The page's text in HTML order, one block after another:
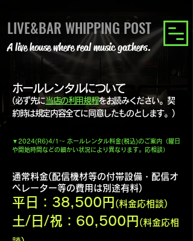
LIVE&BAR WHIPPING POST
A live house where real music gathers.
ホールレンタルについて
(必ず先に当店の利用規程をお読みください。契
約時は規定内容全てに同意したものとします。)
▼2024(R6)4/1～ ホール ​レンタル料金(税込)のご案内 （曜日
や開始時間などの細かい状況により異なります。応相談）
通常料金(配信機材等の付帯設備・配信オ
ペレーター等の費用は別途有料)
平 日 ：38,500円 (料金応相談)
土/日/祝：60,500円 (料金応相